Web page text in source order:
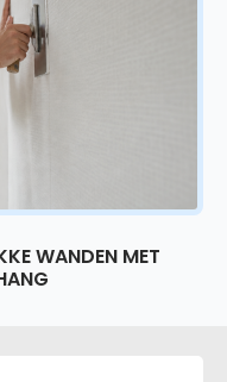
WANDEN MET